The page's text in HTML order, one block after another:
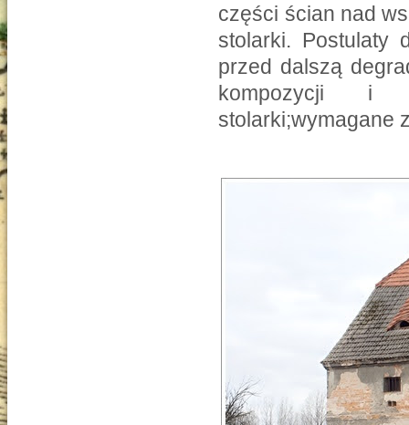
części ścian nad
stolarki. Postulaty
przed dalszą
kompozycji i
stolarki;wymagane